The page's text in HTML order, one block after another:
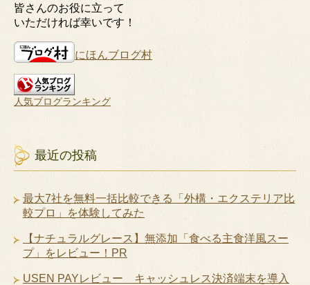
皆さんのお役に立って
いただければ幸いです！
にほんブログ村
人気ブログランキング
最近の投稿
最大7社を無料一括比較できる「外構・エクステリア比
較プロ」を体験してみた
【ナチュラルグレース】無添加「食べる主食洋風スー
プ」をレビュー！PR
USEN PAYレビュー キャッシュレス決済端末を導入